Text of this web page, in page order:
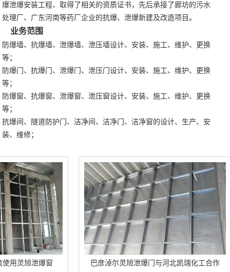
爆泄爆安装工程、取得了相关的资质证书，先后承接了廊坊的污水
处理厂、广东河南等药厂企业的抗爆、泄爆新建及改造项目。
业务范围
防爆墙、抗爆墙、泄爆墙、泄压墙设计、安装、施工、维护、更换
等；
防爆门、抗爆门、泄爆门、泄压门设计、安装、施工、维护、更换
等；
防爆窗、抗爆窗、泄爆窗、泄压窗设计、安装、施工、维护、更换
等；
抗爆间、隧道防护门、洁净间、洁净门、洁净窗的设计、生产、安
装、维修；
泄爆窗 巴彦淖尔灵旭泄爆门与河北凯瑞化工合作